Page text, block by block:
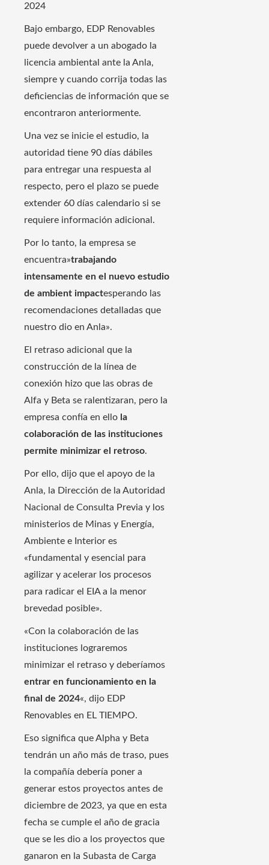
2024
Bajo embargo, EDP Renovables
puede devolver a un abogado la
licencia ambiental ante la Anla,
siempre y cuando corrija todas las
deficiencias de información que se
encontraron anteriormente.
Una vez se inicie el estudio, la
autoridad tiene 90 días dábiles
para entregar una respuesta al
respecto, pero el plazo se puede
extender 60 días calendario si se
requiere información adicional.
Por lo tanto, la empresa se
encuentra»trabajando
intensamente en el nuevo estudio
de ambient impactesperando las
recomendaciones detalladas que
nuestro dio en Anla».
El retraso adicional que la
construcción de la línea de
conexión hizo que las obras de
Alfa y Beta se ralentizaran, pero la
empresa confía en ello la
colaboración de las instituciones
permite minimizar el retroso.
Por ello, dijo que el apoyo de la
Anla, la Dirección de la Autoridad
Nacional de Consulta Previa y los
ministerios de Minas y Energía,
Ambiente e Interior es
«fundamental y esencial para
agilizar y acelerar los procesos
para radicar el EIA a la menor
brevedad posible».
«Con la colaboración de las
instituciones lograremos
minimizar el retraso y deberíamos
entrar en funcionamiento en la
final de 2024«, dijo EDP
Renovables en EL TIEMPO.
Eso significa que Alpha y Beta
tendrán un año más de traso, pues
la compañía debería poner a
generar estos proyectos antes de
diciembre de 2023, ya que en esta
fecha se cumple el año de gracia
que se les dio a los proyectos que
ganaron en la Subasta de Carga